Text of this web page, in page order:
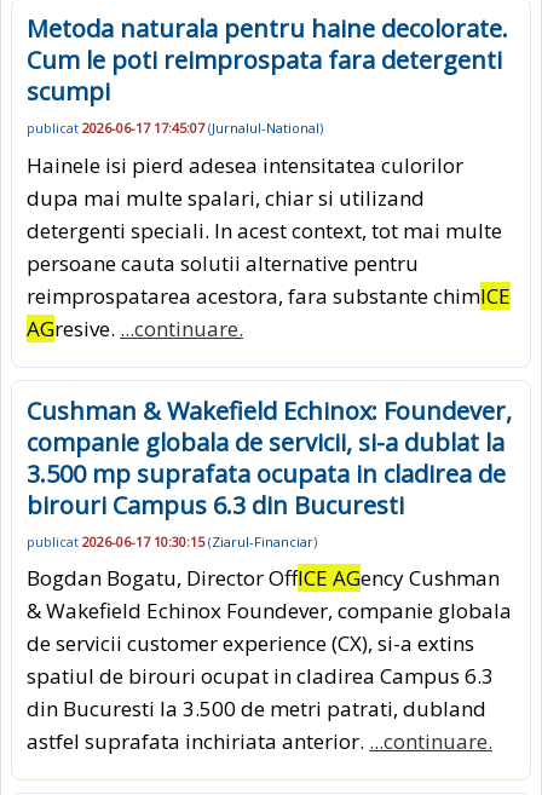
Metoda naturala pentru haine decolorate.
Cum le poti reimprospata fara detergenti
scumpi
publicat 2026-06-17 17:45:07(Jurnalul-National)
Hainele isi pierd adesea intensitatea culorilor
dupa mai multe spalari, chiar si utilizand
detergenti speciali. In acest context, tot mai multe
persoane cauta solutii alternative pentru
reimprospatarea acestora, fara substante chimICE
AGresive. ...continuare.
Cushman & Wakefield Echinox: Foundever,
companie globala de servicii, si-a dublat la
3.500 mp suprafata ocupata in cladirea de
birouri Campus 6.3 din Bucuresti
publicat 2026-06-17 10:30:15(Ziarul-Financiar)
Bogdan Bogatu, Director OffICE AGency Cushman
& Wakefield Echinox Foundever, companie globala
de servicii customer experience (CX), si-a extins
spatiul de birouri ocupat in cladirea Campus 6.3
din Bucuresti la 3.500 de metri patrati, dubland
astfel suprafata inchiriata anterior. ...continuare.